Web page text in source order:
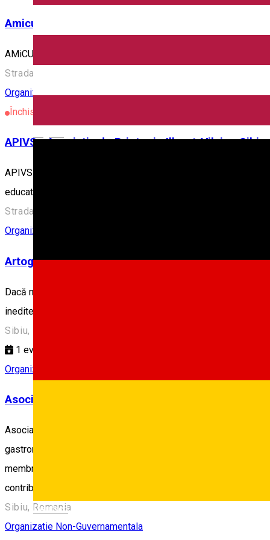
Deutsch
Amicus Sibiu
AMiCUS este o asociație studențească autonomă, apolitică,
Strada Nicolae Teclu, Sibiu, Romania
Organizatie Non-Guvernamentala
Închis
APIVS - Asociatia de Prietenie Ille-et-Vilaine Sibiu
APIVS - Asociatia de Prietenie Ille-et-Vilaine Sibiu este o
educative si sociale.
Strada Konrad Haas 14, Sibiu, România
Organizatie Non-Guvernamentala
Artografica
Dacă manifești o pasiune incontrolabilă pentru fotografie și
inedite.
Sibiu, Romania
1 eveniment
Organizatie Non-Guvernamentala
Asociatia Act Sibiu
Asociaţia Act Sibiu a fost înfiinţată în septembrie 2017, cu
gastronomice, sportive, meșteșugărești sau artistice. Echipa
membrilor echipei de a veni în ajutorul comunității locale și nu
contribuie la păstrarea și perpetuarea valorilor naționale și
Sibiu, Romania
Organizatie Non-Guvernamentala